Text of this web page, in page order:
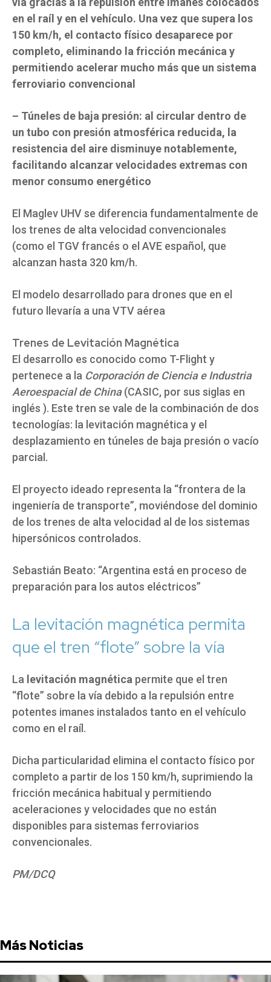
en el raíl y en el vehículo. Una vez que supera los
150 km/h, el contacto físico desaparece por
completo, eliminando la fricción mecánica y
permitiendo acelerar mucho más que un sistema
ferroviario convencional
– Túneles de baja presión: al circular dentro de
un tubo con presión atmosférica reducida, la
resistencia del aire disminuye notablemente,
facilitando alcanzar velocidades extremas con
menor consumo energético
El Maglev UHV se diferencia fundamentalmente de
los trenes de alta velocidad convencionales
(como el TGV francés o el AVE español, que
alcanzan hasta 320 km/h.
El modelo desarrollado para drones que en el
futuro llevaría a una VTV aérea
Trenes de Levitación Magnética
El desarrollo es conocido como T-Flight y
pertenece a la Corporación de Ciencia e Industria
Aeroespacial de China(CASIC, por sus siglas en
inglés ). Este tren se vale de la combinación de dos
tecnologías: la levitación magnética y el
desplazamiento en túneles de baja presión o vacío
parcial.
El proyecto ideado representa la “frontera de la
ingeniería de transporte”, moviéndose del dominio
de los trenes de alta velocidad al de los sistemas
hipersónicos controlados.
Sebastián Beato: “Argentina está en proceso de
preparación para los autos eléctricos”
La levitación magnética permita
que el tren “flote” sobre la vía
La levitación magnética permite que el tren
“flote” sobre la vía debido a la repulsión entre
potentes imanes instalados tanto en el vehículo
como en el raíl.
Dicha particularidad elimina el contacto físico por
completo a partir de los 150 km/h, suprimiendo la
fricción mecánica habitual y permitiendo
aceleraciones y velocidades que no están
disponibles para sistemas ferroviarios
convencionales.
PM/DCQ
Más Noticias